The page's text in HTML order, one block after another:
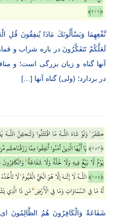
نَّفْعِهِمَا وَیَسْأَلُونَكَ مَاذَا یُنفِقُونَ قُلِ
لَعَلَّكُمْ تَتَفَكَّرُونَ در باره شراب و
آنها گناه و زیان بزرگی است؛ و
در بردارد؛ (ولی) گناه آنها […]
شَفَاعَةٌ وَالْكَافِرُونَ هُمُ الظَّالِمُونَ